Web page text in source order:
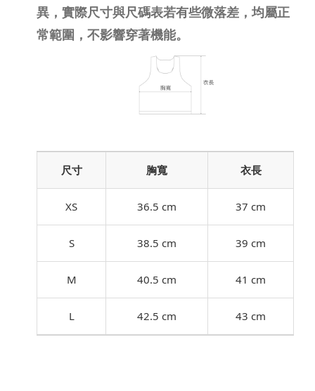
異，實際尺寸與尺碼表若有些微落差，均屬正
常範圍，不影響穿著機能。
尺寸 胸寬 衣長
XS 36.5 cm 37 cm
S 38.5 cm 39 cm
M 40.5 cm 41 cm
L 42.5 cm 43 cm